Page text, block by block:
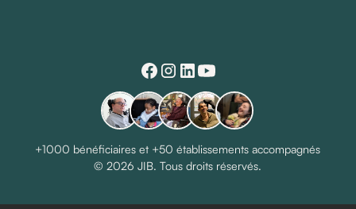
© 2026 JIB. Tous droits réservés.
+1000 bénéficiaires et +50 établissements accompagnés